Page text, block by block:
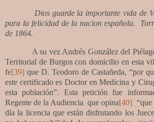
Dios guarde la importante vida de
para la felicidad de la nacion española.
de 1864.
A su vez Andrés González del
Territorial de Burgos con domicilio en esta
fe[39] que D. Teodoro de Castañeda, “por
este certificado es Doctor en Medicina y
esta población”. Esta petición fue
Regente de la Audiencia que opina[40]
día la licencia que están disfrutando los